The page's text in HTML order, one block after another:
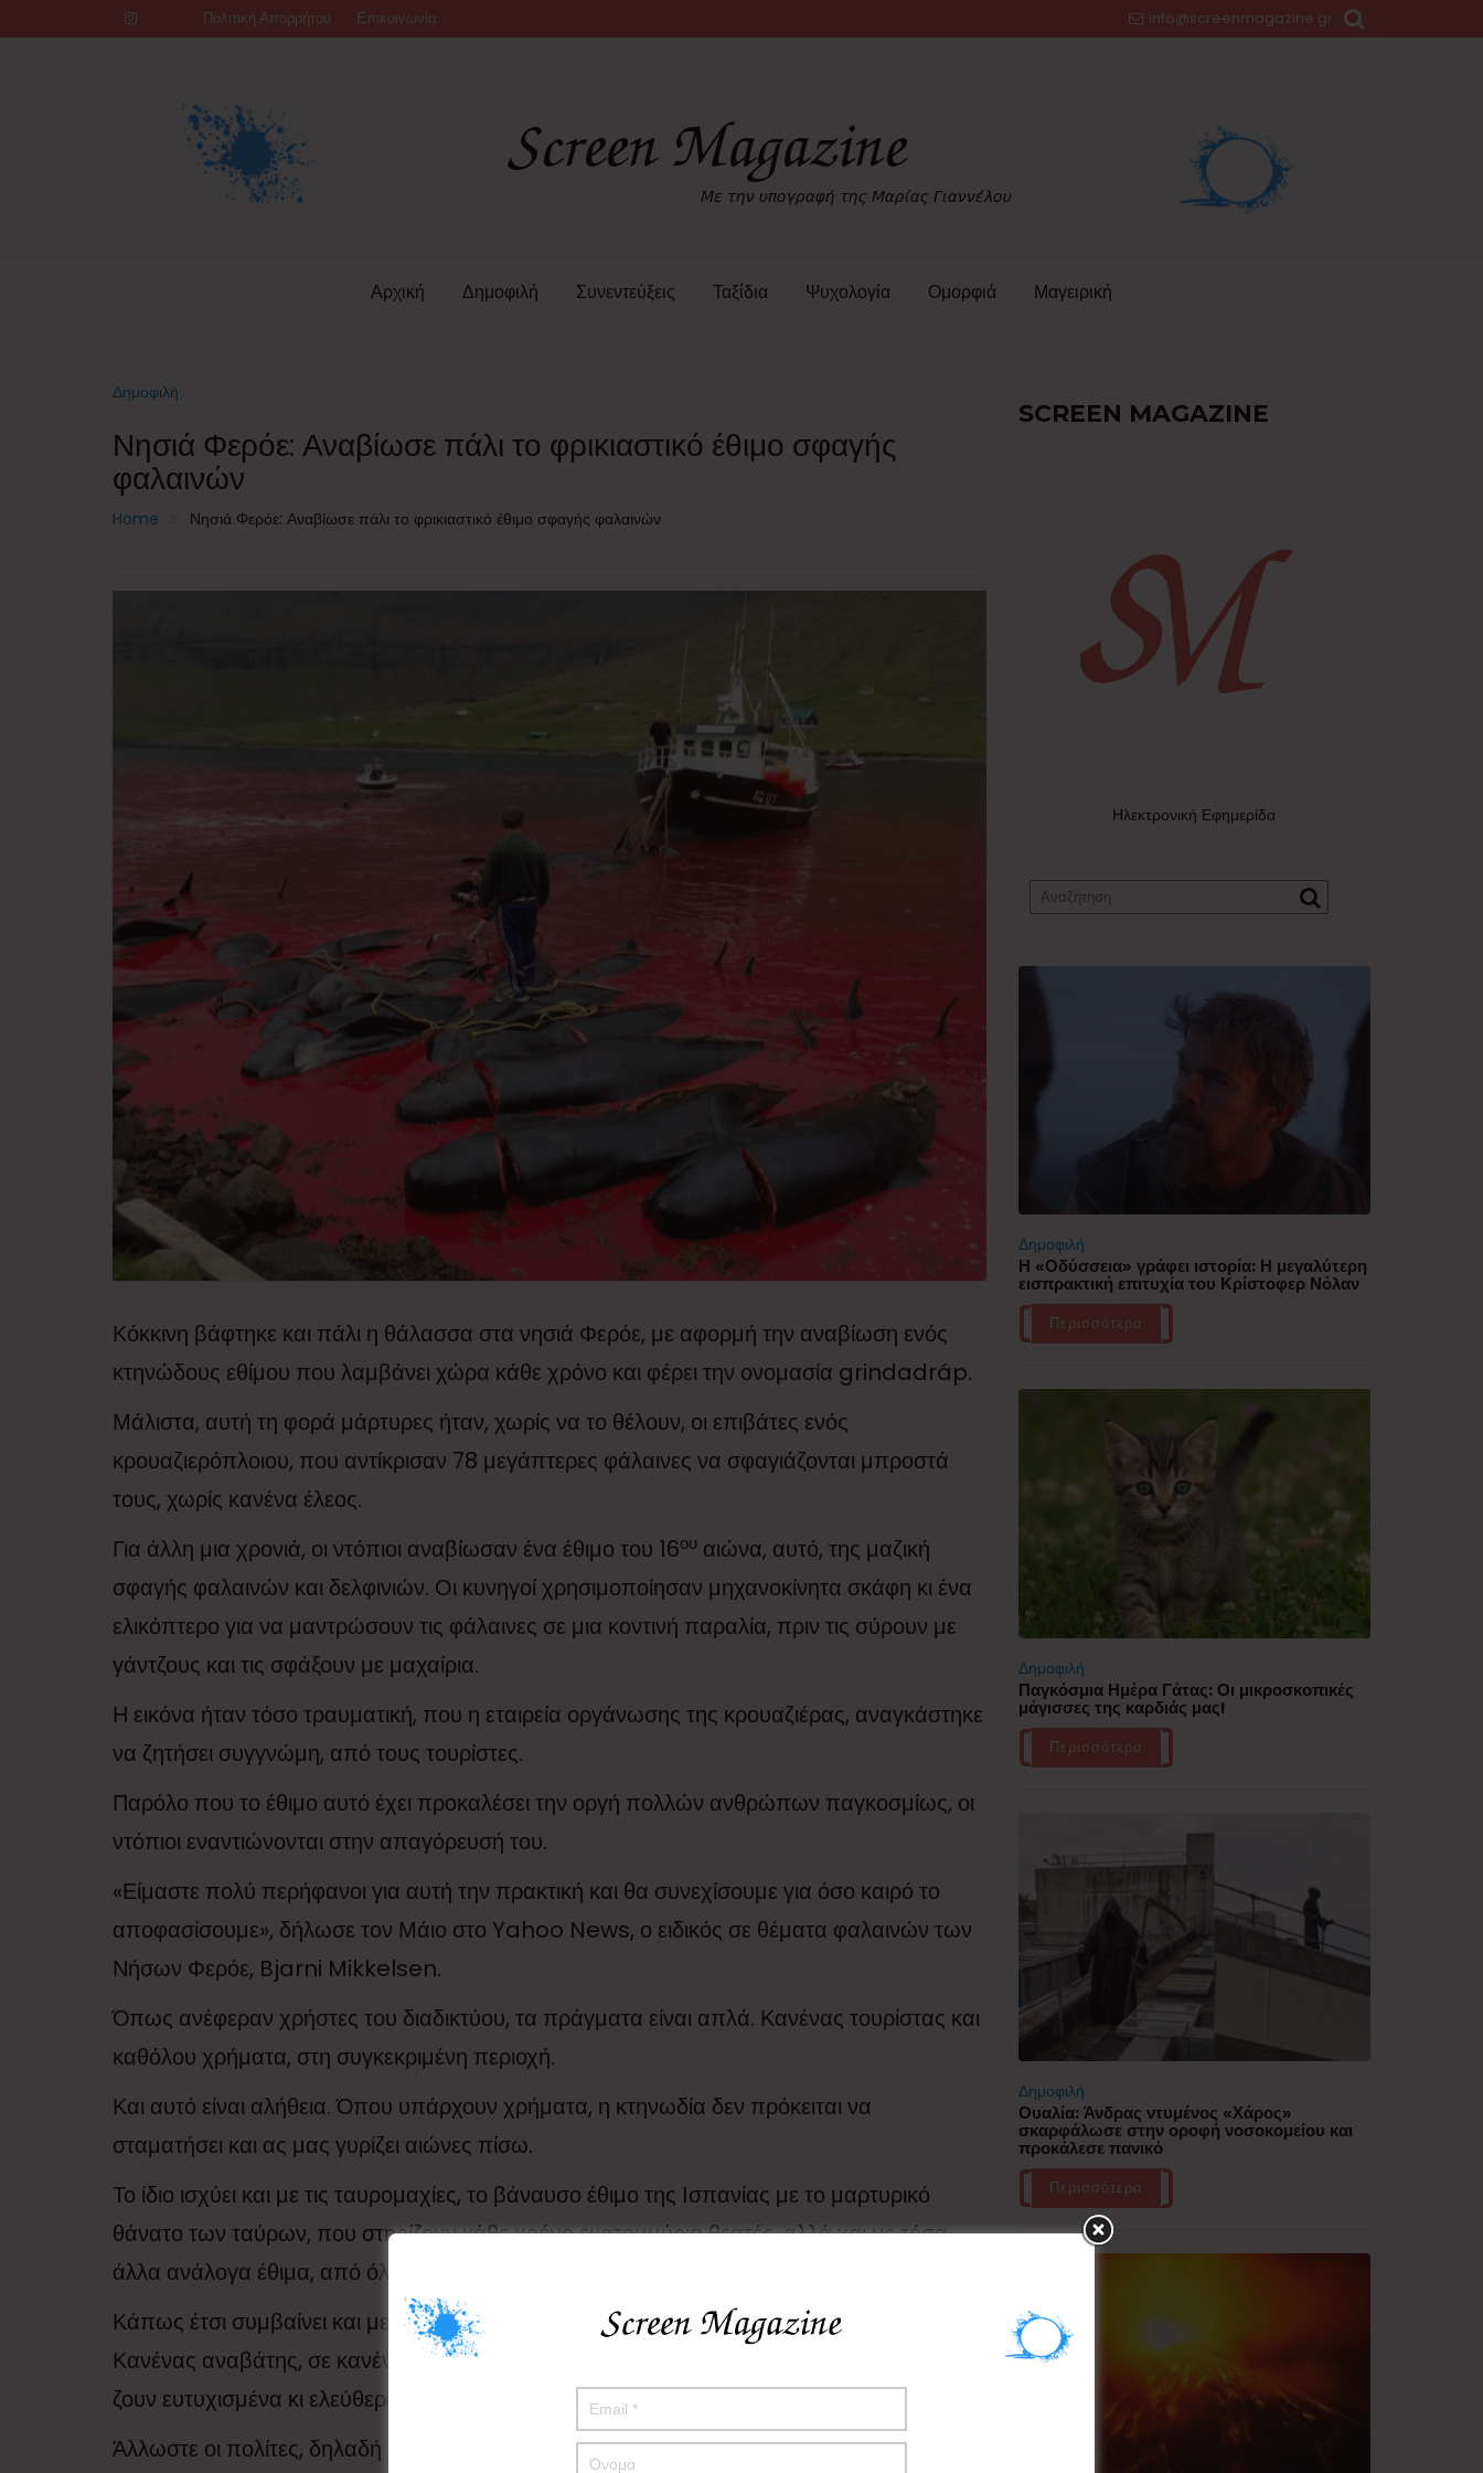
to
Πολιτική Απορρήτου Επικοινωνία info@screenmagazine.gr
Αρχική Δημοφιλή Συνεντεύξεις Ταξίδια Ψυχολογία Ομορφιά Μαγειρική
Δημοφιλή
Νησιά Φερόε: Αναβίωσε πάλι το φρικιαστικό έθιμο σφαγής
φαλαινών
Home Νησιά Φερόε: Αναβίωσε πάλι το φρικιαστικό έθιμο σφαγής φαλαινών
Κόκκινη βάφτηκε και πάλι η θάλασσα στα νησιά Φερόε, με αφορμή την αναβίωση ενός
κτηνώδους εθίμου που λαμβάνει χώρα κάθε χρόνο και φέρει την ονομασία grindadráp.
Μάλιστα, αυτή τη φορά μάρτυρες ήταν, χωρίς να το θέλουν, οι επιβάτες ενός
κρουαζιερόπλοιου, που αντίκρισαν 78 μεγάπτερες φάλαινες να σφαγιάζονται μπροστά
τους, χωρίς κανένα έλεος.
Για άλλη μια χρονιά, οι ντόπιοι αναβίωσαν ένα έθιμο του 16ου αιώνα, αυτό, της μαζική
σφαγής φαλαινών και δελφινιών. Οι κυνηγοί χρησιμοποίησαν μηχανοκίνητα σκάφη κι ένα
ελικόπτερο για να μαντρώσουν τις φάλαινες σε μια κοντινή παραλία, πριν τις σύρουν με
γάντζους και τις σφάξουν με μαχαίρια.
Η εικόνα ήταν τόσο τραυματική, που η εταιρεία οργάνωσης της κρουαζιέρας, αναγκάστηκε
να ζητήσει συγγνώμη, από τους τουρίστες.
Παρόλο που το έθιμο αυτό έχει προκαλέσει την οργή πολλών ανθρώπων παγκοσμίως, οι
ντόπιοι εναντιώνονται στην απαγόρευσή του.
«Είμαστε πολύ περήφανοι για αυτή την πρακτική και θα συνεχίσουμε για όσο καιρό το
αποφασίσουμε», δήλωσε τον Μάιο στο Yahoo News, ο ειδικός σε θέματα φαλαινών των
Νήσων Φερόε, Bjarni Mikkelsen.
Όπως ανέφεραν χρήστες του διαδικτύου, τα πράγματα είναι απλά. Κανένας τουρίστας και
καθόλου χρήματα, στη συγκεκριμένη περιοχή.
Και αυτό είναι αλήθεια. Όπου υπάρχουν χρήματα, η κτηνωδία δεν πρόκειται να
σταματήσει και ας μας γυρίζει αιώνες πίσω.
Το ίδιο ισχύει και με τις ταυρομαχίες, το βάναυσο έθιμο της Ισπανίας με το μαρτυρικό
θάνατο των ταύρων, που στηρίζουν κάθε χρόνο εκατομμύρια θεατές, αλλά και με τόσα
άλλα ανάλογα έθιμα, από όλον τον κόσμο.
Κάπως έτσι συμβαίνει και με τη στάση των ανθρώπων προς τα ιπποειδή, στη χώρα μας.
Κανένας αναβάτης, σε κανένα νησί της Ελλάδας. Και ίσως κάποια στιγμή, τα δούμε να
ζουν ευτυχισμένα κι ελεύθερα, χωρίς να υποφέρουν.
Άλλωστε οι πολίτες, δηλαδή οι πολλοί, είναι η δύναμη του πλανήτη.
SCREEN MAGAZINE
Ηλεκτρονική Εφημερίδα
Δημοφιλή
Η «Οδύσσεια» γράφει ιστορία: Η μεγαλύτερη
εισπρακτική επιτυχία του Κρίστοφερ Νόλαν
Περισσότερα
Δημοφιλή
Παγκόσμια Ημέρα Γάτας: Οι μικροσκοπικές
μάγισσες της καρδιάς μας!
Περισσότερα
Δημοφιλή
Ουαλία: Άνδρας ντυμένος «Χάρος»
σκαρφάλωσε στην οροφή νοσοκομείου και
προκάλεσε πανικό
Περισσότερα